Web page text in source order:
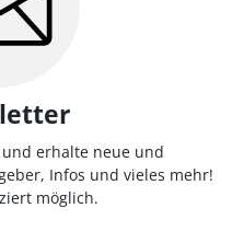
erhalte neue und
Infos und vieles mehr!
möglich.